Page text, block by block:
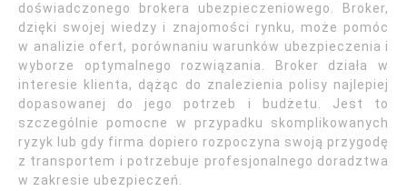
doświadczonego brokera ubezpieczeniowego. Broker,
dzięki swojej wiedzy i znajomości rynku, może pomóc
w analizie ofert, porównaniu warunków ubezpieczenia i
wyborze optymalnego rozwiązania. Broker działa w
interesie klienta, dążąc do znalezienia polisy najlepiej
dopasowanej do jego potrzeb i budżetu. Jest to
szczególnie pomocne w przypadku skomplikowanych
ryzyk lub gdy firma dopiero rozpoczyna swoją przygodę
z transportem i potrzebuje profesjonalnego doradztwa
w zakresie ubezpieczeń.